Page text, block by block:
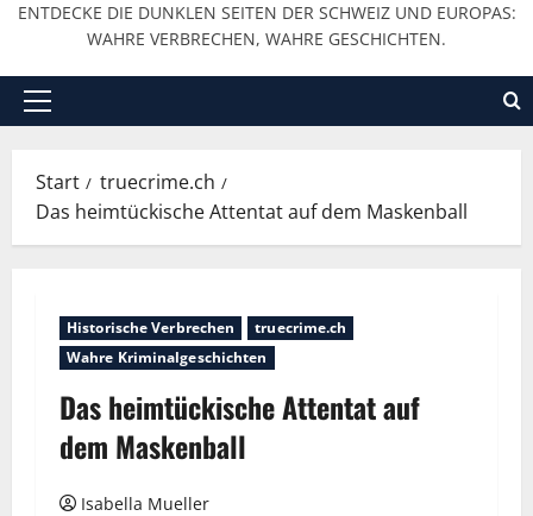
ENTDECKE DIE DUNKLEN SEITEN DER SCHWEIZ UND EUROPAS:
WAHRE VERBRECHEN, WAHRE GESCHICHTEN.
Start
truecrime.ch
Das heimtückische Attentat auf dem Maskenball
Historische Verbrechen
truecrime.ch
Wahre Kriminalgeschichten
Das heimtückische Attentat auf
dem Maskenball
Isabella Mueller